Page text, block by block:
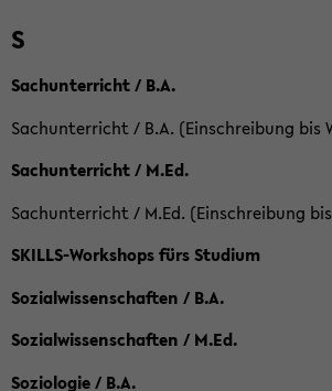
S
Sachunterricht / B.A.
Sachunterricht / B.A. (Einschreibung bis
Sachunterricht / M.Ed.
Sachunterricht / M.Ed. (Einschreibung
SKILLS-Workshops fürs Studium
Sozialwissenschaften / B.A.
Sozialwissenschaften / M.Ed.
Soziologie / B.A.